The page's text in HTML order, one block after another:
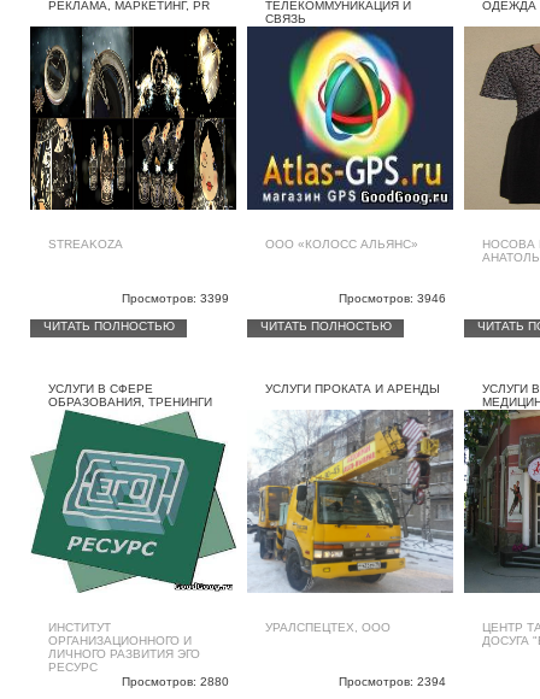
РЕКЛАМА, МАРКЕТИНГ, PR
STREAKOZA
Просмотров: 3399
ЧИТАТЬ ПОЛНОСТЬЮ
ТЕЛЕКОММУНИКАЦИЯ И
СВЯЗЬ
OOO «КОЛОСС АЛЬЯНС»
Просмотров: 3946
ЧИТАТЬ ПОЛНОСТЬЮ
ОДЕЖДА
НОСОВА
ЧИТАТЬ
УСЛУГИ В СФЕРЕ
ОБРАЗОВАНИЯ, ТРЕНИНГИ
ИНСТИТУТ
ОРГАНИЗАЦИОННОГО И
ЛИЧНОГО РАЗВИТИЯ ЭГО
РЕСУРС
Просмотров: 2880
УСЛУГИ ПРОКАТА И АРЕНДЫ
УРАЛСПЕЦТЕХ, ООО
Просмотров: 2394
УСЛУГИ
ЦЕНТР
ДОСУГА